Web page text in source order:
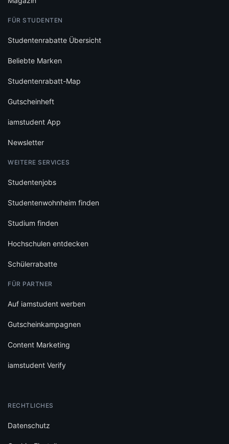
FÜR STUDENTEN
Studentenrabatte Übersicht
Beliebte Marken
Studentenrabatt-Map
Gutscheinheft
iamstudent App
Newsletter
WEITERE SERVICES
Studentenjobs
Studentenwohnheim finden
Studium finden
Hochschulen entdecken
Schülerrabatte
FÜR PARTNER
Auf iamstudent werben
Gutscheinkampagnen
Content Marketing
iamstudent Verify
RECHTLICHES
Datenschutz